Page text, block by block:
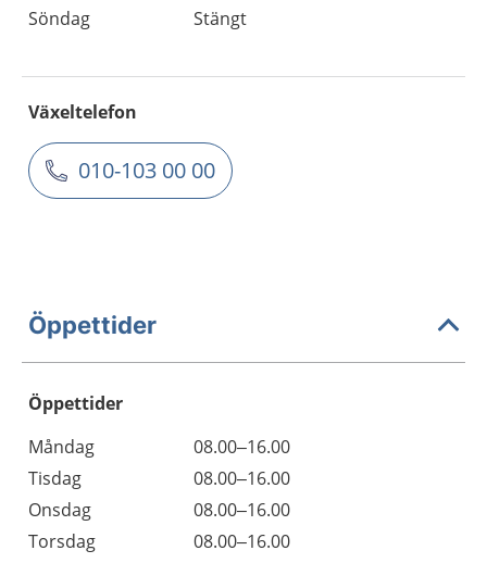
Söndag
Stängt
Växeltelefon
010-103 00 00
Öppettider
Öppettider
Dag
Öppettider
Kommentarer
Måndag
08.00–16.00
Tisdag
08.00–16.00
Onsdag
08.00–16.00
Torsdag
08.00–16.00